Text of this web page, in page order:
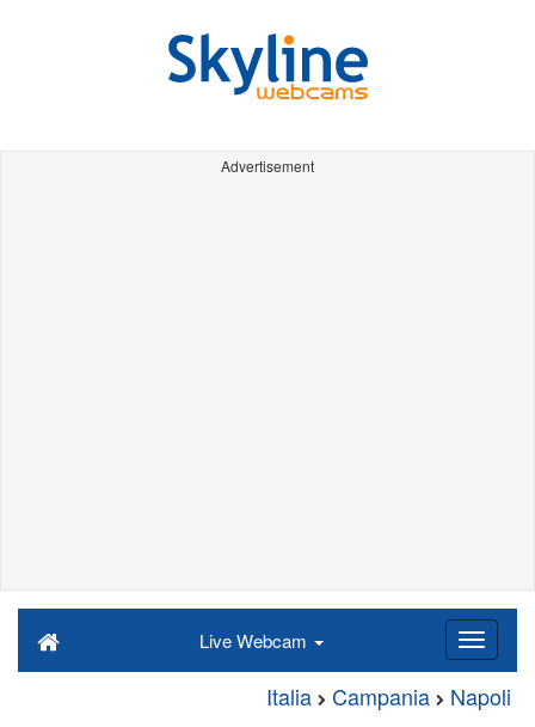
Advertisement
Live Webcam
Italia Campania Napoli